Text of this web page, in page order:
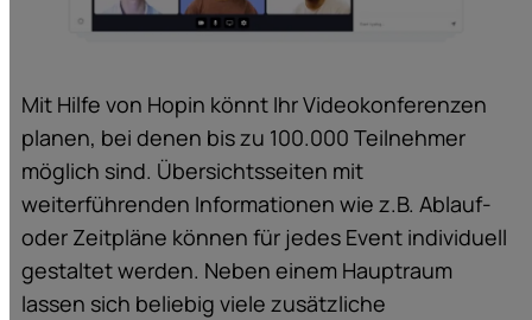
Mit Hilfe von Hopin könnt Ihr Videokonferenzen
planen, bei denen bis zu 100.000 Teilnehmer
möglich sind. Übersichtsseiten mit
weiterführenden Informationen wie z.B. Ablauf-
oder Zeitpläne können für jedes Event individuell
gestaltet werden. Neben einem Hauptraum
lassen sich beliebig viele zusätzliche